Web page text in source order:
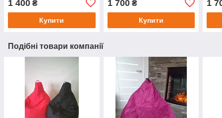
1 400 ₴
Купити
1 700₴
Купити
1
Подібні товари компанії